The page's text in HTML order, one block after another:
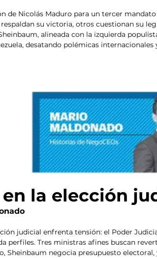
de Nicolás Maduro para un tercer
su victoria, otros cuestionan su
alineada con la izquierda
desatando polémicas
en la elección
judicial enfrenta tensión: el Poder
perfiles. Tres ministras afines buscan
Sheinbaum negocia presupuesto